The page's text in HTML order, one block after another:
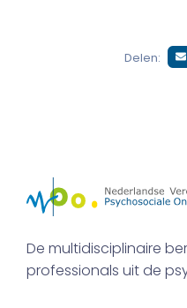
Delen:
De multidisciplinaire
professionals uit de